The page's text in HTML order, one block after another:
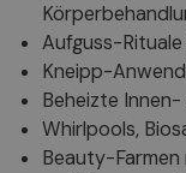
Aufguss-Rituale
Kneipp-
Beheizte
Whirlpools,
Beauty-Farmen